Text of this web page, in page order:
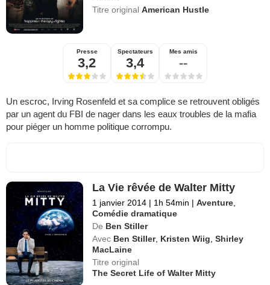
Titre originalAmerican Hustle
Presse
3,2
Spectateurs
3,4
Mes amis
--
Un escroc, Irving Rosenfeld et sa complice se retrouvent obligés
par un agent du FBI de nager dans les eaux troubles de la mafia
pour piéger un homme politique corrompu.
La Vie rêvée de Walter Mitty
1 janvier 2014 | 1h 54min | Aventure
Comédie dramatique
De Ben Stiller
Avec Ben Stiller, Kristen Wiig ,Shirley
MacLaine
Titre original
The Secret Life of Walter Mitty